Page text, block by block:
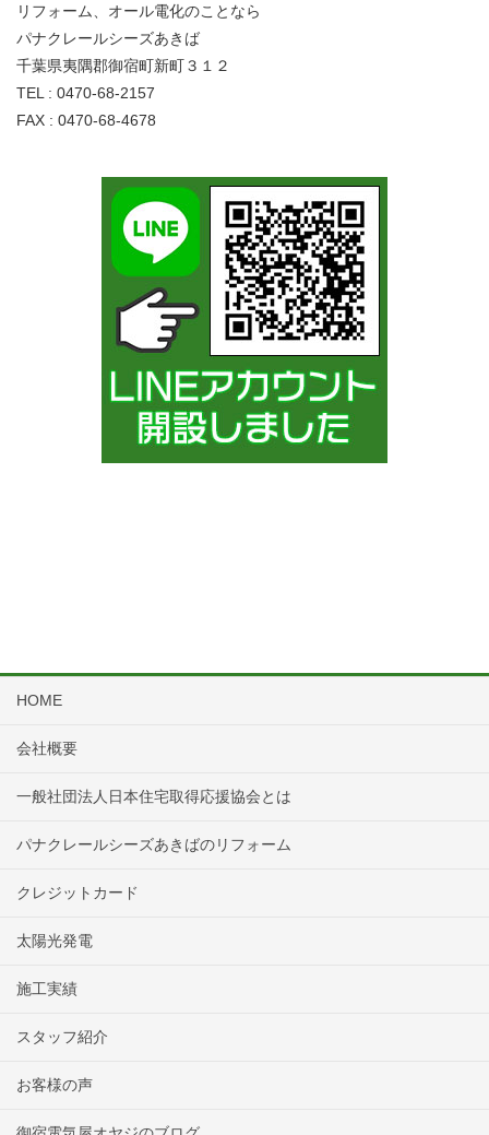
リフォーム、オール電化のことなら
パナクレールシーズあきば
千葉県夷隅郡御宿町新町３１２
TEL : 0470-68-2157
FAX : 0470-68-4678
HOME
会社概要
一般社団法人日本住宅取得応援協会とは
パナクレールシーズあきばのリフォーム
クレジットカード
太陽光発電
施工実績
スタッフ紹介
お客様の声